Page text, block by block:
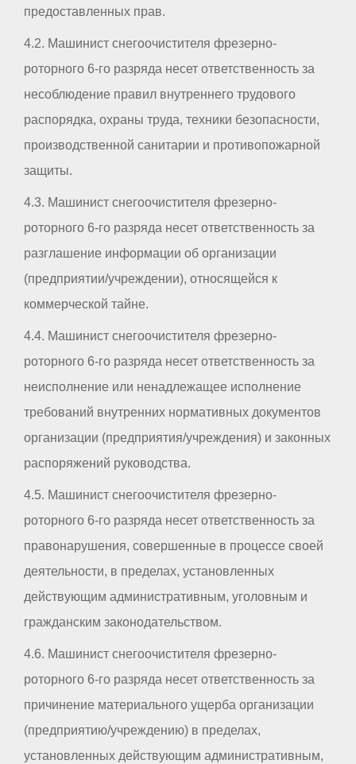
предоставленных прав.
4.2. Машинист снегоочистителя фрезерно-
роторного 6-го разряда несет ответственность за
несоблюдение правил внутреннего трудового
распорядка, охраны труда, техники безопасности,
производственной санитарии и противопожарной
защиты.
4.3. Машинист снегоочистителя фрезерно-
роторного 6-го разряда несет ответственность за
разглашение информации об организации
(предприятии/учреждении), относящейся к
коммерческой тайне.
4.4. Машинист снегоочистителя фрезерно-
роторного 6-го разряда несет ответственность за
неисполнение или ненадлежащее исполнение
требований внутренних нормативных документов
организации (предприятия/учреждения) и законных
распоряжений руководства.
4.5. Машинист снегоочистителя фрезерно-
роторного 6-го разряда несет ответственность за
правонарушения, совершенные в процессе своей
деятельности, в пределах, установленных
действующим административным, уголовным и
гражданским законодательством.
4.6. Машинист снегоочистителя фрезерно-
роторного 6-го разряда несет ответственность за
причинение материального ущерба организации
(предприятию/учреждению) в пределах,
установленных действующим административным,